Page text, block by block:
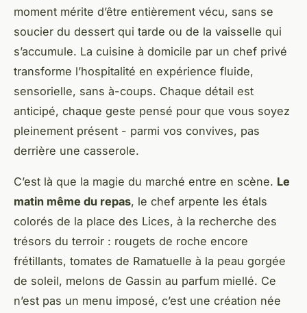
moment mérite d’être entièrement vécu, sans se
soucier du dessert qui tarde ou de la vaisselle qui
s’accumule. La cuisine à domicile par un chef privé
transforme l’hospitalité en expérience fluide,
sensorielle, sans à-coups. Chaque détail est
anticipé, chaque geste pensé pour que vous soyez
pleinement présent - parmi vos convives, pas
derrière une casserole.
C’est là que la magie du marché entre en scène. Le
matin même du repas, le chef arpente les étals
colorés de la place des Lices, à la recherche des
trésors du terroir : rougets de roche encore
frétillants, tomates de Ramatuelle à la peau gorgée
de soleil, melons de Gassin au parfum miellé. Ce
n’est pas un menu imposé, c’est une création née